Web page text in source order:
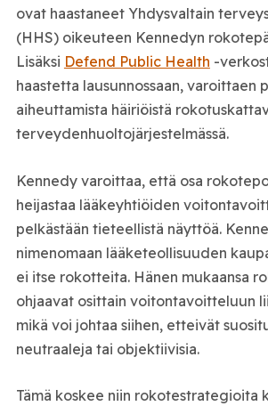
ovat haastaneet Yhdysvaltain
(HHS) oikeuteen Kennedyn
Lisäksi Defend Public Health -
haastetta lausunnossaan, varoittaen
aiheuttamista häiriöistä
terveydenhuoltojärjestelmässä.
Kennedy varoittaa, että osa
heijastaa lääkeyhtiöiden
pelkästään tieteellistä näyttöä.
nimenomaan lääketeollisuuden
ei itse rokotteita. Hänen mukaansa
ohjaavat osittain voitontavoitteluun
mikä voi johtaa siihen, etteivät
neutraaleja tai objektiivisia.
Tämä koskee niin rokotestrategioita